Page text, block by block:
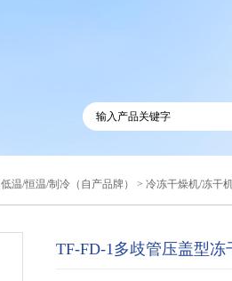
低温/恒温/制冷（自产品牌） > 冷冻干燥机/冻干
TF-FD-1多歧管压盖型冻